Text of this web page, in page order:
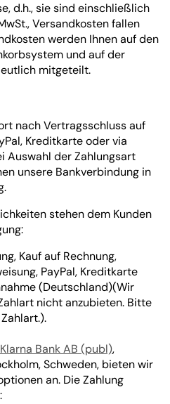
d.h., sie sind einschließlich
Versandkosten fallen
werden Ihnen auf den
und auf der
mitgeteilt.
nach Vertragsschluss auf
Kreditkarte oder via
Auswahl der Zahlungsart
unsere Bankverbindung in
stehen dem Kunden
Kauf auf Rechnung,
PayPal, Kreditkarte
(Deutschland)(Wir
nicht anzubieten. Bitte
Klarna Bank AB (publ),
Schweden, bieten wir
an. Die Zahlung